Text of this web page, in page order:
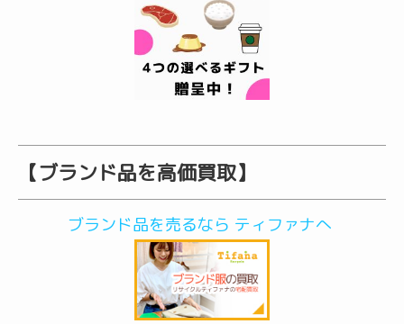
【ブランド品を高価買取】
ブランド品を売るなら ティファナへ